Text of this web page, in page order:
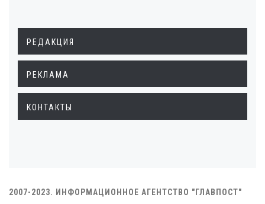
РЕДАКЦИЯ
РЕКЛАМА
КОНТАКТЫ
2007-2023. ИНФОРМАЦИОННОЕ АГЕНТСТВО "ГЛАВПОСТ"